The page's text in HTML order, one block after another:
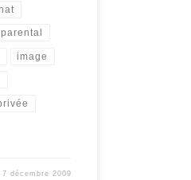
image
7 décembre 2009